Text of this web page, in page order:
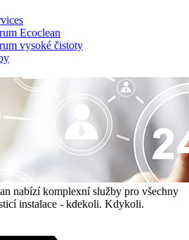
Ecoclean
vysoké čistoty
nabízí komplexní služby pro všechny
instalace - kdekoli. Kdykoli.